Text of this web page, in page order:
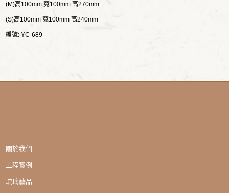
(M)高100mm 寬100mm 高270mm
(S)高100mm 寬100mm 高240mm
編號: YC-689
關於我們
工程實例
琉璃藝品